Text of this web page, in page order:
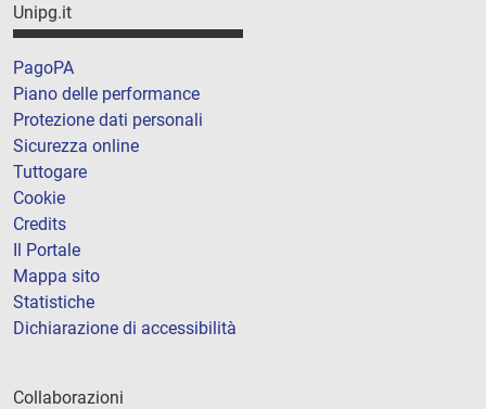
Unipg.it
PagoPA
Piano delle performance
Protezione dati personali
Sicurezza online
Tuttogare
Cookie
Credits
Il Portale
Mappa sito
Statistiche
Dichiarazione di accessibilità
Collaborazioni